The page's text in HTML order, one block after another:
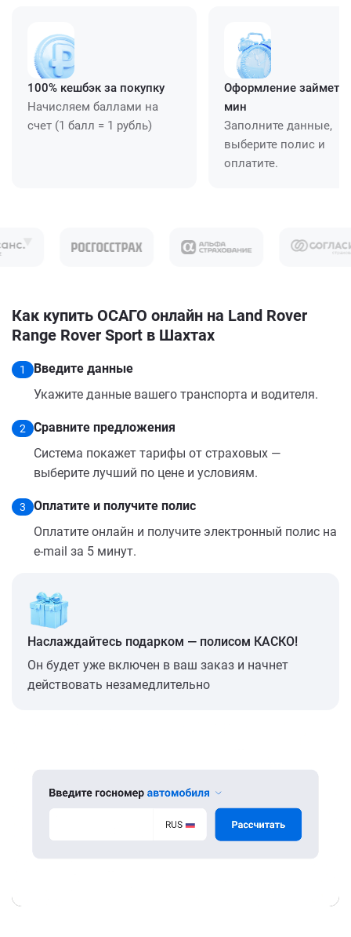
100% кешбэк за покупку
Начисляем баллами на
счет (1 балл = 1 рубль)
Оформление займет
мин
Заполните данные,
выберите полис и
оплатите.
Как купить ОСАГО онлайн на Land Rover
Range Rover Sport в Шахтах
1
Введите данные
Укажите данные вашего транспорта и водителя.
2
Сравните предложения
Система покажет тарифы от страховых —
выберите лучший по цене и условиям.
3
Оплатите и получите полис
Оплатите онлайн и получите электронный полис на
e-mail за 5 минут.
Наслаждайтесь подарком — полисом КАСКО!
Он будет уже включен в ваш заказ и начнет
действовать незамедлительно